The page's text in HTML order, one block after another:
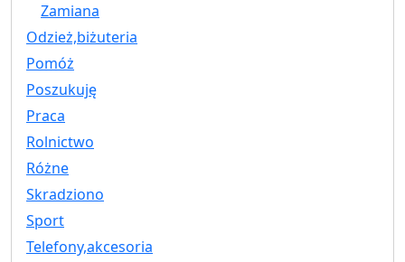
Zamiana
Odzież,biżuteria
Pomóż
Poszukuję
Praca
Rolnictwo
Różne
Skradziono
Sport
Telefony,akcesoria